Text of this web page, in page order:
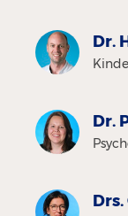
Dr.
Dr.
Drs.